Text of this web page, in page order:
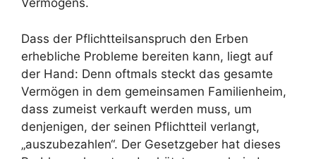
Vermögens.
Dass der Pflichtteilsanspruch den Erben
erhebliche Probleme bereiten kann, liegt auf
der Hand: Denn oftmals steckt das gesamte
Vermögen in dem gemeinsamen Familienheim,
dass zumeist verkauft werden muss, um
denjenigen, der seinen Pflichtteil verlangt,
„auszubezahlen“. Der Gesetzgeber hat dieses